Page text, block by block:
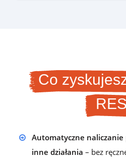
Co
Automatyczne naliczanie
inne działania – bez